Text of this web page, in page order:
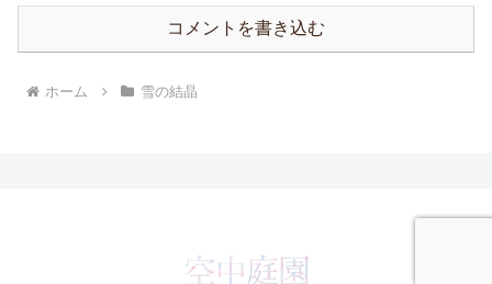
コメントを書き込む
ホーム 雪の結晶